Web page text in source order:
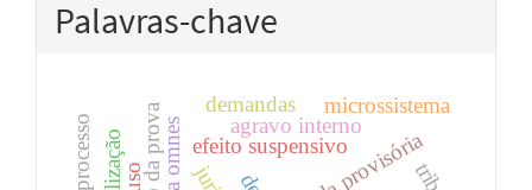
Palavras-chave
efeito suspensivo
agravo interno
demandas microssistema